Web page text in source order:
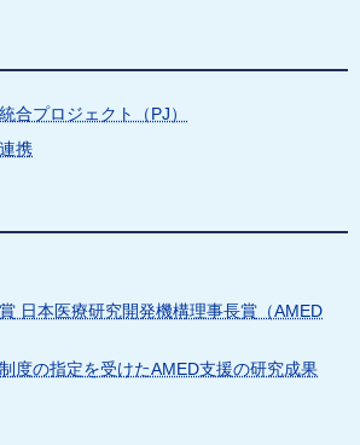
統合プロジェクト（PJ）
携
日本医療研究開発機構理事長賞（AMED
度の指定を受けたAMED支援の研究成果